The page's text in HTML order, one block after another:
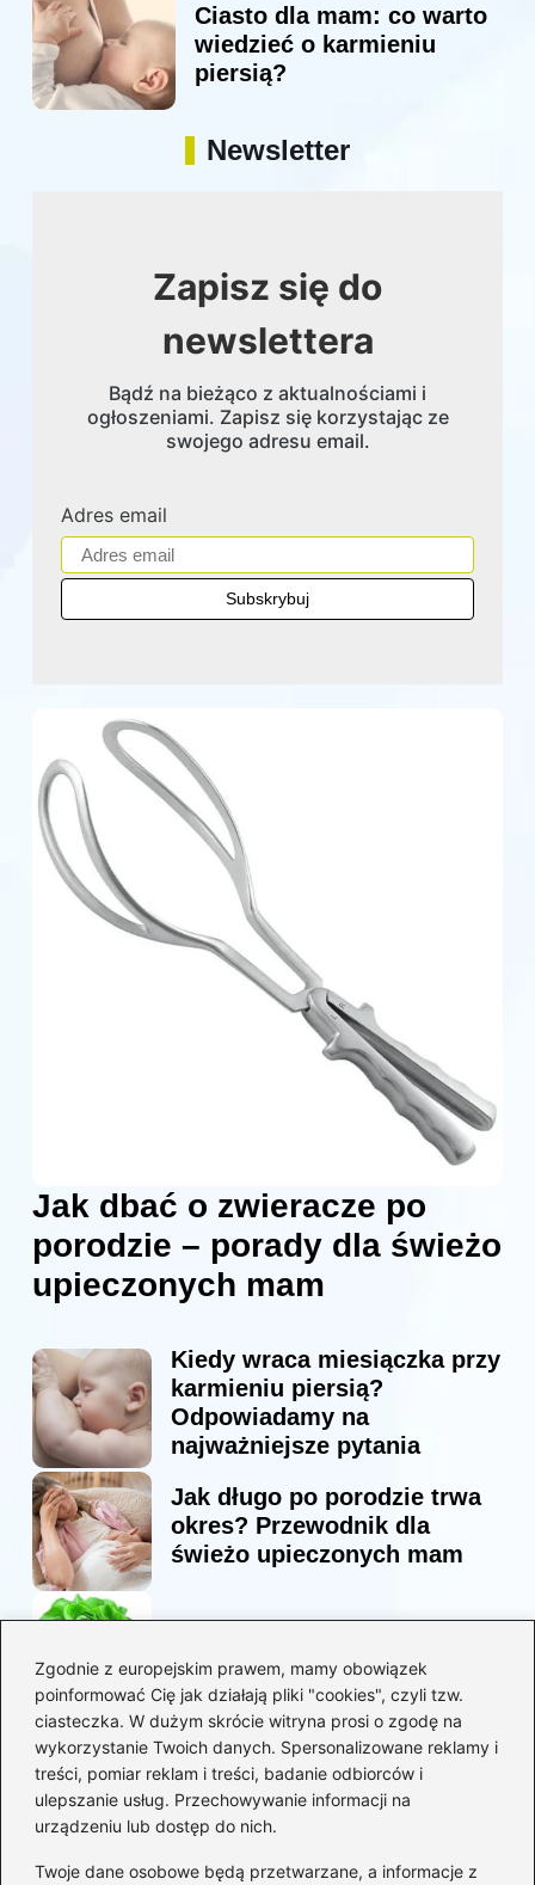
Zgodnie z europejskim prawem, mamy obowiązek
poinformować Cię jak działają pliki "cookies", czyli tzw.
ciasteczka. W dużym skrócie witryna prosi o zgodę na
wykorzystanie Twoich danych. Spersonalizowane reklamy i
treści, pomiar reklam i treści, badanie odbiorców i
ulepszanie usług. Przechowywanie informacji na
urządzeniu lub dostęp do nich.
Twoje dane osobowe będą przetwarzane, a informacje z
Ciasto dla mam: co warto
wiedzieć o karmieniu
piersią?
Newsletter
Zapisz się do
newslettera
Bądź na bieżąco z aktualnościami i
ogłoszeniami. Zapisz się korzystając ze
swojego adresu email.
Adres email
Jak dbać o zwieracze po
porodzie – porady dla świeżo
upieczonych mam
Kiedy wraca miesiączka przy
karmieniu piersią?
Odpowiadamy na
najważniejsze pytania
Jak długo po porodzie trwa
okres? Przewodnik dla
świeżo upieczonych mam
mam karmiących piersią
Jaką biblia dla dzieci
wybrać, aby wzbudzić ich
zainteresowanie?
Kategorie